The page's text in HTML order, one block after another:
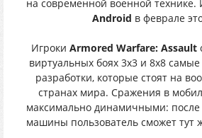
на современной военной технике.
Android в феврале
Игроки Armored Warfare: Assault
виртуальных боях 3х3 и 8х8
разработки, которые стоят на
странах мира. Сражения в
максимально динамичными:
машины пользователь сможет тут